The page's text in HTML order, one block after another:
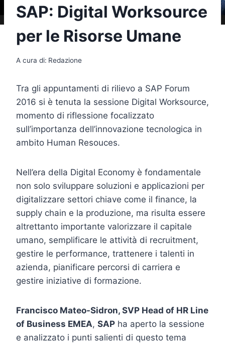
SAP: Digital Worksource
per le Risorse Umane
A cura di: Redazione
Tra gli appuntamenti di rilievo a SAP Forum
2016 si è tenuta la sessione Digital Worksource,
momento di riflessione focalizzato
sull’importanza dell’innovazione tecnologica in
ambito Human Resouces.
Nell’era della Digital Economy è fondamentale
non solo sviluppare soluzioni e applicazioni per
digitalizzare settori chiave come il finance, la
supply chain e la produzione, ma risulta essere
altrettanto importante valorizzare il capitale
umano, semplificare le attività di recruitment,
gestire le performance, trattenere i talenti in
azienda, pianificare percorsi di carriera e
gestire iniziative di formazione.
Francisco Mateo-Sidron, SVP Head of HR Line
of Business EMEA, SAP ha aperto la sessione
e analizzato i punti salienti di questo tema